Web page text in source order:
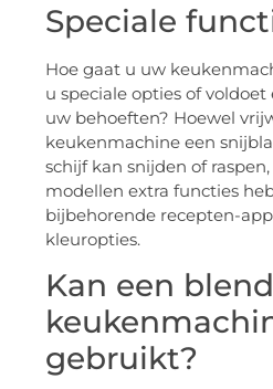
Speciale
Hoe gaat u uw
u speciale opties of
uw behoeften? Hoewel
keukenmachine een
schijf kan snijden of
modellen extra functies
bijbehorende recepten-
kleuropties.
Kan een
gebruikt?